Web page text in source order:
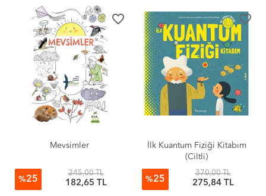
favorite_border
Mevsimler
%25
245,00 TL
182,65 TL
favorite_border
İlk Kuantum Fiziği Kitabım
(Ciltli)
%25
370,00 TL
275,84 TL